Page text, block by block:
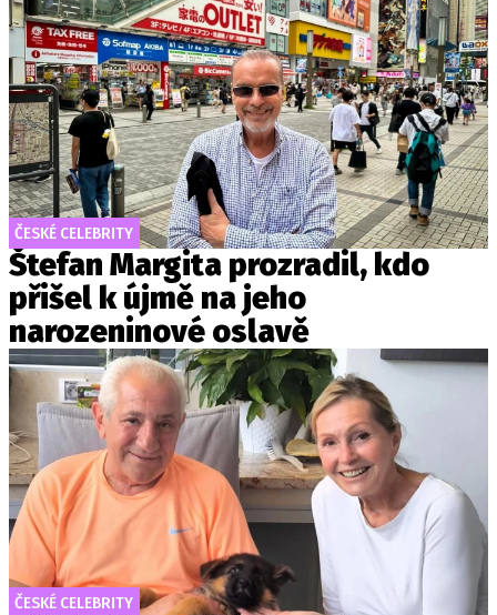
ČESKÉ CELEBRITY
Štefan Margita prozradil, kdo
přišel k újmě na jeho
narozeninové oslavě
ČESKÉ CELEBRITY